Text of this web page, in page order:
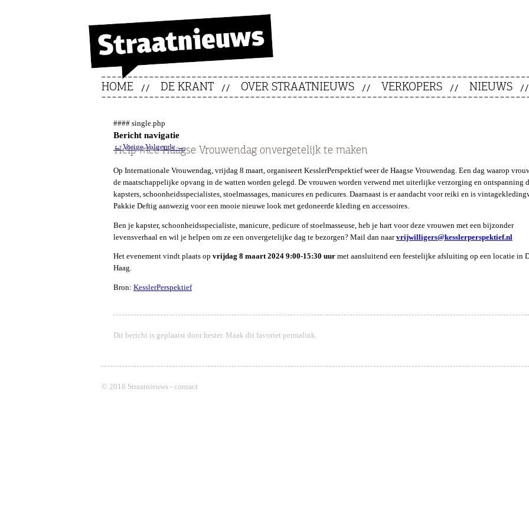
HOME DE KRANT OVER STRAATNIEUWS VERKOPERS NIEUWS
#### single.php
Bericht navigatie
←Vorige Volgende→
Help mee Haagse Vrouwendag onvergetelijk te maken
Op Internationale Vrouwendag, vrijdag 8 maart, organiseert KesslerPerspektief weer de Haagse Vrouwendag. Een dag waarop
de maatschappelijke opvang in de watten worden gelegd. De vrouwen worden verwend met uiterlijke verzorging en ontspanning
kapsters, schoonheidsspecialistes, stoelmassages, manicures en pedicures. Daarnaast is er aandacht voor reiki en is
Pakkie Deftig aanwezig voor een mooie nieuwe look met gedoneerde kleding en accessoires.
Ben je kapster, schoonheidsspecialiste, manicure, pedicure of stoelmasseuse, heb je hart voor deze vrouwen met een bijzonder
levensverhaal en wil je helpen om ze een onvergetelijke dag te bezorgen? Mail dan naarvrijwilligers@kesslerperspektief.nl
Het evenement vindt plaats op vrijdag 8 maart 2024 9:00-15:30 uur met aansluitend een feestelijke afsluiting op een locatie in
Haag.
Bron: KesslerPerspektief
Dit bericht is geplaatst door hester. Maak dit favoriet permalink.
© 2016 Straatnieuws - contact